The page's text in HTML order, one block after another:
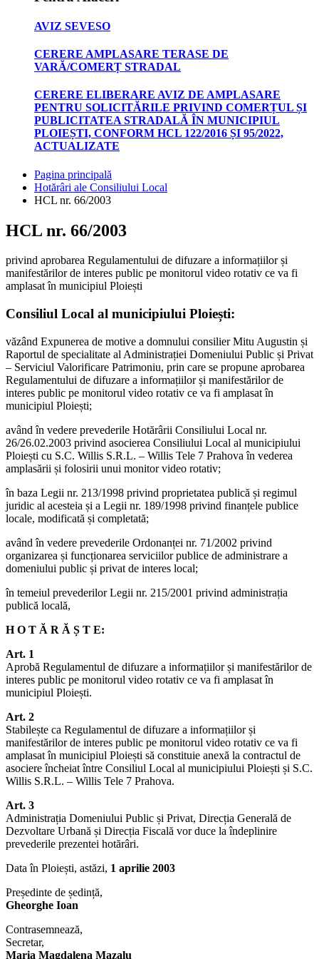
AVIZ SEVESO
CERERE AMPLASARE TERASE DE
VARĂ/COMERȚ STRADAL
CERERE ELIBERARE AVIZ DE AMPLASARE
PENTRU SOLICITĂRILE PRIVIND COMERȚUL ȘI
PUBLICITATEA STRADALĂ ÎN MUNICIPIUL
PLOIEȘTI, CONFORM HCL 122/2016 ȘI 95/2022,
ACTUALIZATE
Pagina principală
Hotărâri ale Consiliului Local
HCL nr. 66/2003
HCL nr. 66/2003
privind aprobarea Regulamentului de difuzare a informațiilor și
manifestărilor de interes public pe monitorul video rotativ ce va fi
amplasat în municipiul Ploiești
Consiliul Local al municipiului Ploiești:
văzând Expunerea de motive a domnului consilier Mitu Augustin și
Raportul de specialitate al Administrației Domeniului Public și Privat
– Serviciul Valorificare Patrimoniu, prin care se propune aprobarea
Regulamentului de difuzare a informațiilor și manifestărilor de
interes public pe monitorul video rotativ ce va fi amplasat în
municipiul Ploiești;
având în vedere prevederile Hotărârii Consiliului Local nr.
26/26.02.2003 privind asocierea Consiliului Local al municipiului
Ploiești cu S.C. Willis S.R.L. – Willis Tele 7 Prahova în vederea
amplasării și folosirii unui monitor video rotativ;
în baza Legii nr. 213/1998 privind proprietatea publică și regimul
juridic al acesteia și a Legii nr. 189/1998 privind finanțele publice
locale, modificată și completată;
având în vedere prevederile Ordonanței nr. 71/2002 privind
organizarea și funcționarea serviciilor publice de administrare a
domeniului public și privat de interes local;
în temeiul prevederilor Legii nr. 215/2001 privind administrația
publică locală,
H O T Ă R Ă Ș T E:
Art. 1
Aprobă Regulamentul de difuzare a informațiilor și manifestărilor de
interes public pe monitorul video rotativ ce va fi amplasat în
municipiul Ploiești.
Art. 2
Stabilește ca Regulamentul de difuzare a informațiilor și
manifestărilor de interes public pe monitorul video rotativ ce va fi
amplasat în municipiul Ploiești să constituie anexă la contractul de
asociere încheiat între Consiliul Local al municipiului Ploiești și S.C.
Willis S.R.L. – Willis Tele 7 Prahova.
Art. 3
Administrația Domeniului Public și Privat, Direcția Generală de
Dezvoltare Urbană și Direcția Fiscală vor duce la îndeplinire
prevederile prezentei hotărâri.
Data în Ploiești, astăzi, 1 aprilie 2003
Președinte de ședință,
Gheorghe Ioan
Contrasemnează,
Secretar,
Maria Magdalena Mazalu